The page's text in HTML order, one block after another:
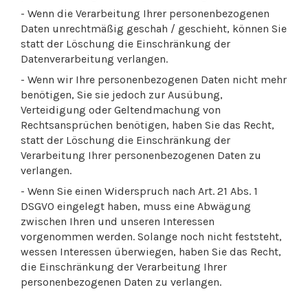
- Wenn die Verarbeitung Ihrer personenbezogenen
Daten unrechtmäßig geschah / geschieht, können Sie
statt der Löschung die Einschränkung der
Datenverarbeitung verlangen.
- Wenn wir Ihre personenbezogenen Daten nicht mehr
benötigen, Sie sie jedoch zur Ausübung,
Verteidigung oder Geltendmachung von
Rechtsansprüchen benötigen, haben Sie das Recht,
statt der Löschung die Einschränkung der
Verarbeitung Ihrer personenbezogenen Daten zu
verlangen.
- Wenn Sie einen Widerspruch nach Art. 21 Abs. 1
DSGVO eingelegt haben, muss eine Abwägung
zwischen Ihren und unseren Interessen
vorgenommen werden. Solange noch nicht feststeht,
wessen Interessen überwiegen, haben Sie das Recht,
die Einschränkung der Verarbeitung Ihrer
personenbezogenen Daten zu verlangen.